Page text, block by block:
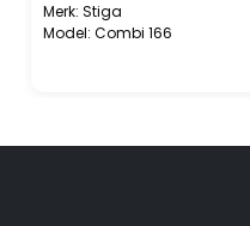
Merk: Stiga
Model: Combi 166